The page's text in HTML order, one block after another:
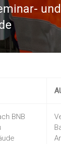
und
BNB